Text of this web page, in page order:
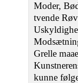
Moder,
tvende
Grelle
kunne